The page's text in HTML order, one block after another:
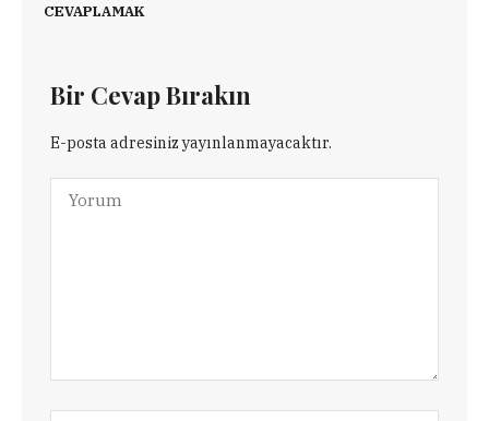
CEVAPLAMAK
Bir Cevap Bırakın
E-posta adresiniz yayınlanmayacaktır.